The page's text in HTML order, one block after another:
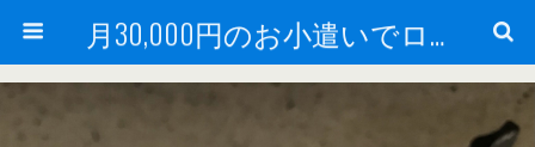
月30,000円のお小遣いでロードバイク